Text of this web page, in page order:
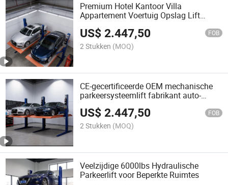
Premium Hotel Kantoor Villa
Appartement Voertuig Opslag Lift
Oplossingen
US$2.447,50 FOB
2 Stukken (MOQ)
CE-gecertificeerde OEM mechanische
parkeersysteemlift fabrikant auto-
stapellift
US$2.447,50 FOB
2 Stukken (MOQ)
Veelzijdige 6000lbs Hydraulische
Parkeerlift voor Beperkte Ruimtes